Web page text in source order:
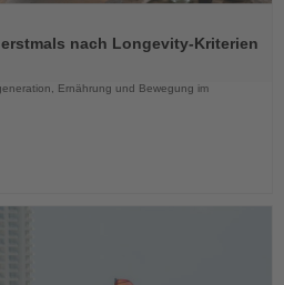
nach Longevity-Kriterien
Ernährung und Bewegung im